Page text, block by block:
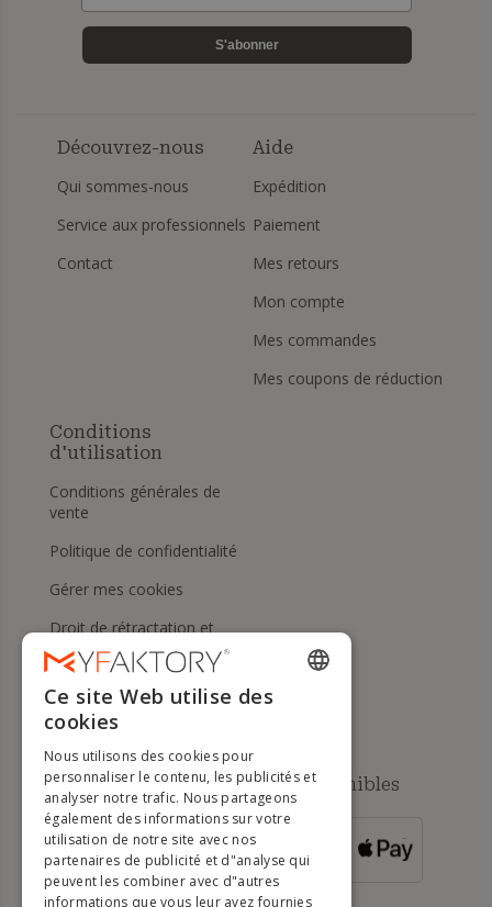
S'abonner
Découvrez-nous
Qui sommes-nous
Service aux professionnels
Contact
Aide
Expédition
Paiement
Mes retours
Mon compte
Mes commandes
Mes coupons de réduction
Conditions
d'utilisation
Conditions générales de
vente
Politique de confidentialité
Gérer mes cookies
Droit de rétractation et
retours
Aide
Méthodes de paiement disponibles
POUR LES
COMMANDES
SUPÉRIEURES À
ENGLISH
DUTCH
GERMAN
PORTUGUESE
Ce site Web utilise des
cookies
Nous utilisons des cookies pour
personnaliser le contenu, les publicités et
analyser notre trafic. Nous partageons
également des informations sur votre
utilisation de notre site avec nos
partenaires de publicité et d"analyse qui
peuvent les combiner avec d"autres
informations que vous leur avez fournies